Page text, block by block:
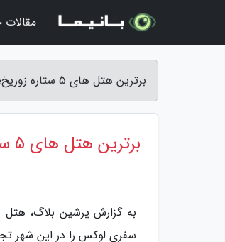
برترین هتل های 5 ستاره زوریخ؛ هتل هایی مجذوب کننده و رویایی در سوئیس - پرشین بلاگ
برترین هتل های 5 ستاره زوریخ؛ هتل هایی مجذوب کننده و رویایی در سوئیس
به گزارش پرشین بلاگ،
سفری لوکس را در این شهر تجربه نمایند، هتل های 5